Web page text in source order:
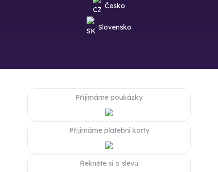
Česko
Slovensko
Přijímáme poukázky
Přijímáme platební karty
Řekněte si o slevu